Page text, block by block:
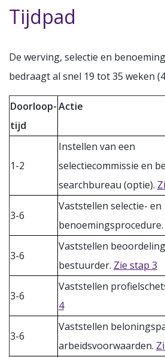
Tijdpad
De werving, selectie en
bedraagt al snel 19 tot 35 weken
Doorloop-
tijd
Actie
1-2
Instellen van een
selectiecommissie en
searchbureau (optie).
3-6
Vaststellen selectie- en
benoemingsprocedure.
3-6
Vaststellen
bestuurder. Zie stap 3
3-6
Vaststellen
4
3-6
Vaststellen
arbeidsvoorwaarden.